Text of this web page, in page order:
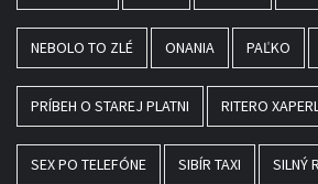
NEBOLO TO ZLÉ ONANIA PAĽKO
PRÍBEH O STAREJ PLATNI RITERO
SEX PO TELEFÓNE SIBÍR TAXI SILNÝ